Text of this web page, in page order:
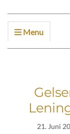
Menu
21. Juni